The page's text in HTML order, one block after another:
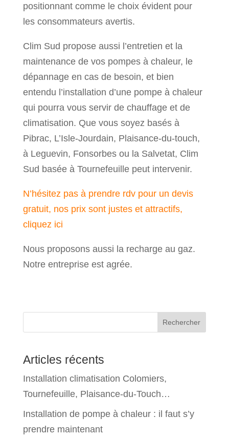
positionnant comme le choix évident pour
les consommateurs avertis.
Clim Sud propose aussi l’entretien et la
maintenance de vos pompes à chaleur, le
dépannage en cas de besoin, et bien
entendu l’installation d’une pompe à chaleur
qui pourra vous servir de chauffage et de
climatisation. Que vous soyez basés à
Pibrac, L’Isle-Jourdain, Plaisance-du-touch,
à Leguevin, Fonsorbes ou la Salvetat, Clim
Sud basée à Tournefeuille peut intervenir.
N’hésitez pas à prendre rdv pour un devis
gratuit, nos prix sont justes et attractifs,
cliquez ici
Nous proposons aussi la recharge au gaz.
Notre entreprise est agrée.
Rechercher
Articles récents
Installation climatisation Colomiers,
Tournefeuille, Plaisance-du-Touch…
Installation de pompe à chaleur : il faut s’y
prendre maintenant